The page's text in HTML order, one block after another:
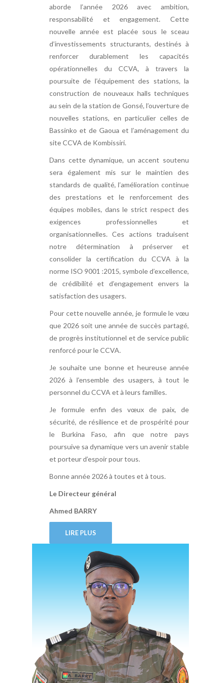
aborde l’année 2026 avec ambition,
responsabilité et engagement. Cette
nouvelle année est placée sous le sceau
d’investissements structurants, destinés à
renforcer durablement les capacités
opérationnelles du CCVA, à travers la
poursuite de l’équipement des stations, la
construction de nouveaux halls techniques
au sein de la station de Gonsé, l’ouverture de
nouvelles stations, en particulier celles de
Bassinko et de Gaoua et l’aménagement du
site CCVA de Kombissiri.
Dans cette dynamique, un accent soutenu
sera également mis sur le maintien des
standards de qualité, l’amélioration continue
des prestations et le renforcement des
équipes mobiles, dans le strict respect des
exigences professionnelles et
organisationnelles. Ces actions traduisent
notre détermination à préserver et
consolider la certification du CCVA à la
norme ISO 9001 :2015, symbole d’excellence,
de crédibilité et d’engagement envers la
satisfaction des usagers.
Pour cette nouvelle année, je formule le vœu
que 2026 soit une année de succès partagé,
de progrès institutionnel et de service public
renforcé pour le CCVA.
Je souhaite une bonne et heureuse année
2026 à l’ensemble des usagers, à tout le
personnel du CCVA et à leurs familles.
Je formule enfin des vœux de paix, de
sécurité, de résilience et de prospérité pour
le Burkina Faso, afin que notre pays
poursuive sa dynamique vers un avenir stable
et porteur d’espoir pour tous.
Bonne année 2026 à toutes et à tous.
Le Directeur général
Ahmed BARRY
LIRE PLUS